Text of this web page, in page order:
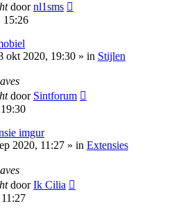
doornl1sms
15:26
okt 2020, 19:30 » in Stijlen
door Sintforum
imgur
2020, 11:27 » in Extensies
doorIk Cilia